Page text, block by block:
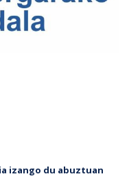
izango du abuztuan